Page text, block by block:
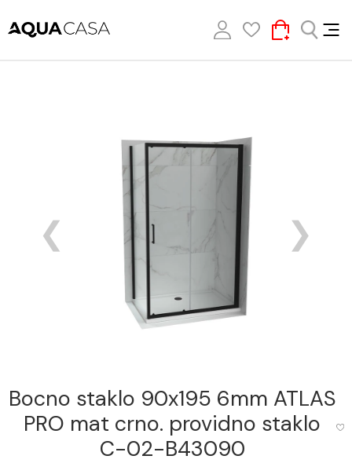
Bocno staklo 90x195 6mm ATLAS
PRO mat crno. providno staklo
C-02-B43090